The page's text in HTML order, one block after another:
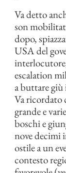
Va detto
son
dopo,
USA del
escalation
a buttare giù
Va ricordato
grande e
boschi e
nove decimi
ostile a un
contesto